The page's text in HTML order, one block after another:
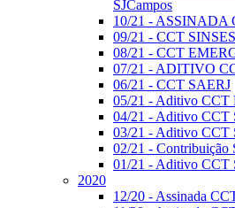
SJCampos
10/21 - ASSINADA
09/21 - CCT
08/21 - CCT
07/21 - ADITIVO
06/21 - CCT SAERJ
05/21 - Aditivo CCT
04/21 - Aditivo CCT
03/21 - Aditivo CCT
02/21 - Contribuição
01/21 - Aditivo CCT
2020
12/20 - Assinada